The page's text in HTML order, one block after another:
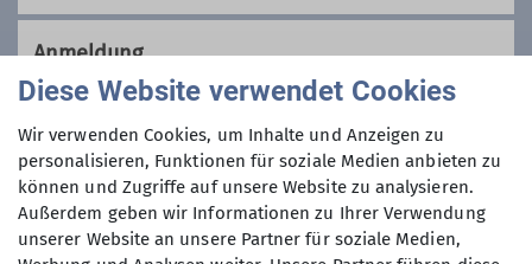
Wir sind eine Gemeinschaft von
Wanderfreunden innerhalb der
Sektion, die
hauptsächlich jeden
Dienstag und Mittwoch, aber auch an
anderen Wochentagen in freier Natur
unterwegs sind.
Wer kann sich das wochentags
leisten?
Nun, alle die aus dem Berufsleben
Anmeldung
Anmeldung bis
27.05.2024
Diese Website verwendet Cookies
Wir verwenden Cookies, um Inhalte und Anzeigen zu
personalisieren, Funktionen für soziale Medien anbieten zu
können und Zugriffe auf unsere Website zu analysieren.
Außerdem geben wir Informationen zu Ihrer Verwendung
unserer Website an unsere Partner für soziale Medien,